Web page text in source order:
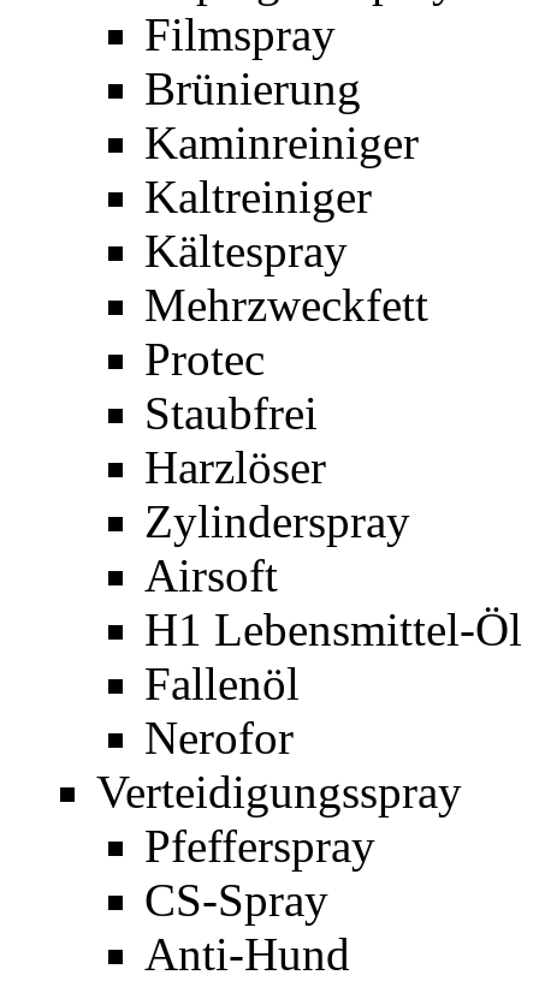
Filmspray
Brünierung
Kaminreiniger
Kaltreiniger
Kältespray
Mehrzweckfett
Protec
Staubfrei
Harzlöser
Zylinderspray
Airsoft
H1 Lebensmittel-Öl
Fallenöl
Nerofor
Verteidigungsspray
Pfefferspray
CS-Spray
Anti-Hund